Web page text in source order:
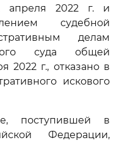
апреля 2022 г. и
судебной
делам
суда общей
2022 г., отказано в
искового
поступившей в
Федерации,